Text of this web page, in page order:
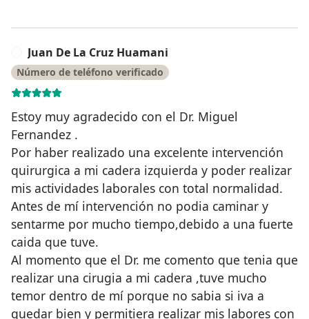
Juan De La Cruz Huamani
Número de teléfono verificado
Estoy muy agradecido con el Dr. Miguel
Fernandez .
Por haber realizado una excelente intervención
quirurgica a mi cadera izquierda y poder realizar
mis actividades laborales con total normalidad.
Antes de mí intervención no podia caminar y
sentarme por mucho tiempo,debido a una fuerte
caida que tuve.
Al momento que el Dr. me comento que tenia que
realizar una cirugia a mi cadera ,tuve mucho
temor dentro de mí porque no sabia si iva a
quedar bien y permitiera realizar mis labores con